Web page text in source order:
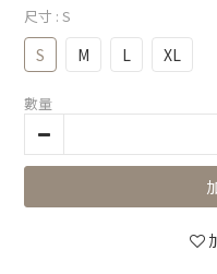
尺寸 : S
S M L XL
數量